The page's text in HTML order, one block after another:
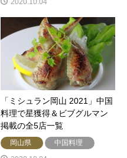
「ミシュラン岡山 2021」中国
料理で星獲得＆ビブグルマン
掲載の全5店一覧
岡山県
中国料理